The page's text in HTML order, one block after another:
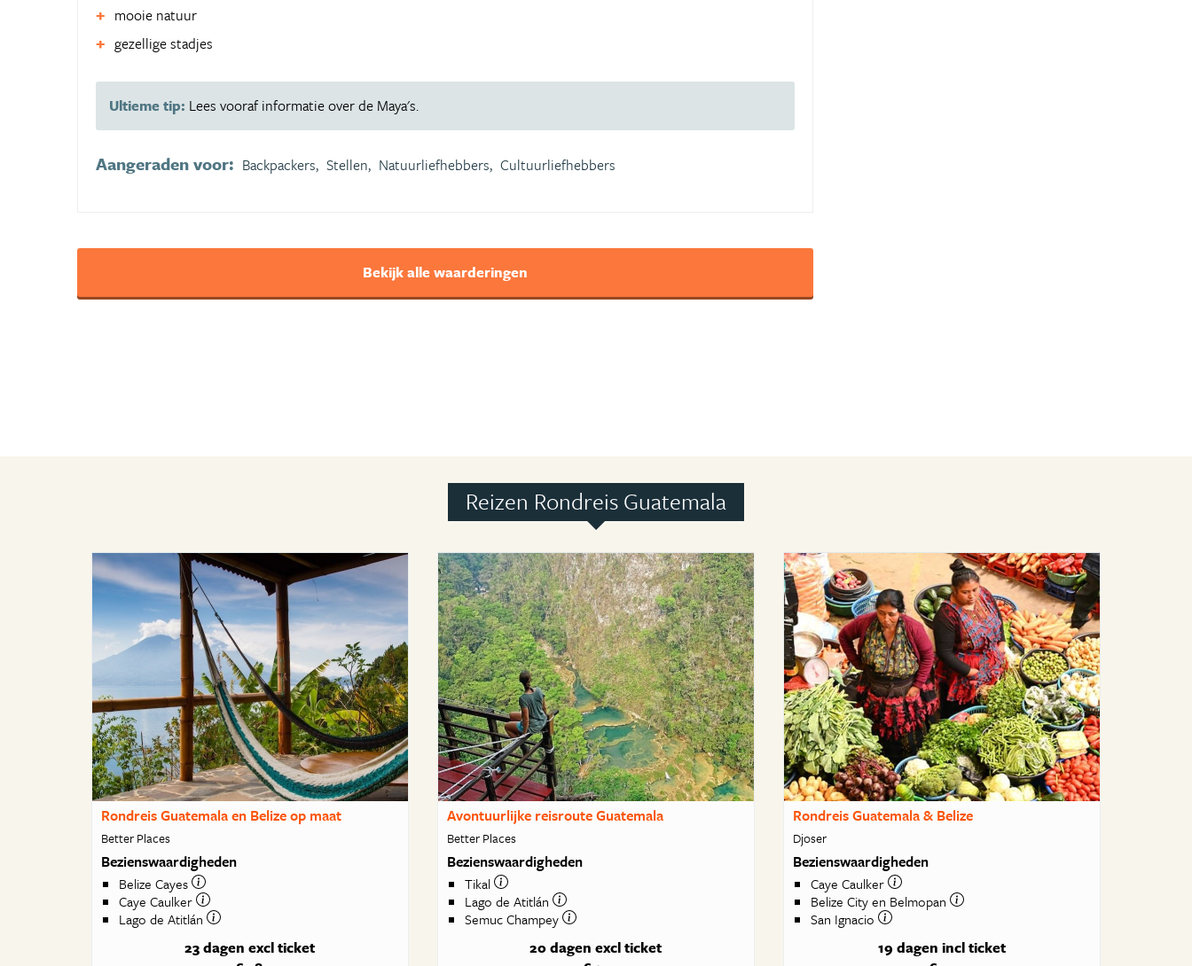
mooie natuur
gezellige stadjes
Ultieme tip: Lees vooraf informatie over de Maya's.
Aangeraden voor: Backpackers, Stellen, Natuurliefhebbers, Cultuurliefhebbers
Bekijk alle waarderingen
Reizen Rondreis Guatemala
Rondreis Guatemala en Belize op maat
Better Places
Bezienswaardigheden
Belize Cayes
Caye Caulker
Lago de Atitlán
23 dagen excl ticket
Avontuurlijke reisroute Guatemala
Better Places
Bezienswaardigheden
Tikal
Lago de Atitlán
Semuc Champey
20 dagen excl ticket
Rondreis Guatemala & Belize
Djoser
Bezienswaardigheden
Caye Caulker
Belize City en Belmopan
San Ignacio
19 dagen incl ticket